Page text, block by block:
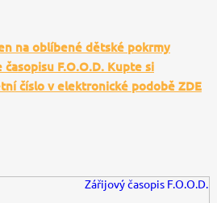
na oblíbené dětské pokrmy
F.O.O.D. Kupte si
číslo v elektronické podobě ZDE